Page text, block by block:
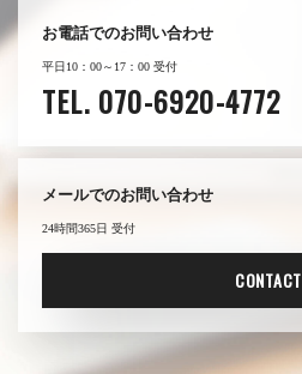
お電話でのお問い合わせ
平日10：00～17：00 受付
TEL. 070-6920-4772
メールでのお問い合わせ
24時間365日 受付
CONTACT